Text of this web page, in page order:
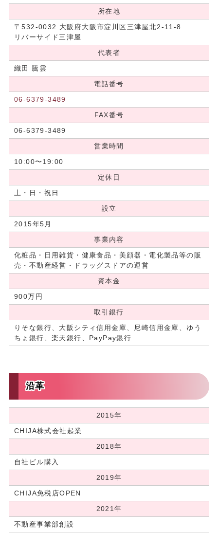
所在地
〒532-0032 大阪府大阪市淀川区三津屋北2-11-8
リバーサイド三津屋
代表者
織田 騰雲
電話番号
06-6379-3489
FAX番号
06-6379-3489
営業時間
10:00〜19:00
定休日
土・日・祝日
設立
2015年5月
事業内容
化粧品・日用雑貨・健康食品・美顔器・電化製品等の販
売・不動産経営・ドラッグスドアの運営
資本金
900万円
取引銀行
りそな銀行、大阪シティ信用金庫、尼崎信用金庫、ゆう
ちょ銀行、楽天銀行、PayPay銀行
沿革
2015年
CHIJA株式会社起業
2018年
自社ビル購入
2019年
CHIJA免税店OPEN
2021年
不動産事業部創設